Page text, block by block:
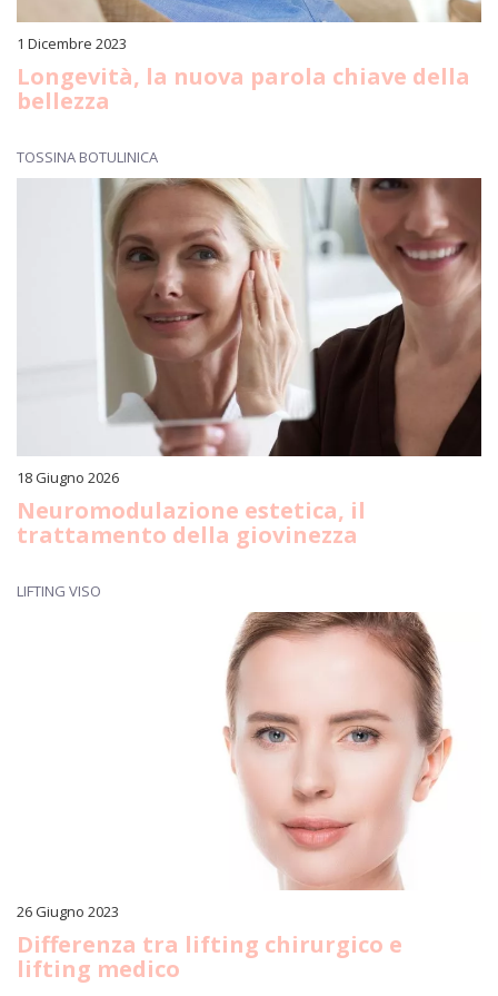
1 Dicembre 2023
Longevità, la nuova parola chiave della
bellezza
TOSSINA BOTULINICA
18 Giugno 2026
Neuromodulazione estetica, il
trattamento della giovinezza
LIFTING VISO
26 Giugno 2023
Differenza tra lifting chirurgico e
lifting medico